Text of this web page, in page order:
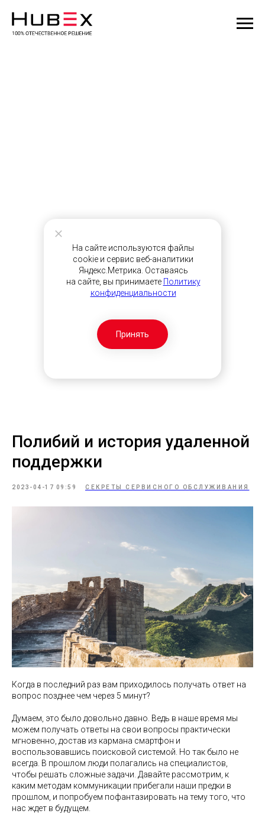
Принять
На сайте используются файлы
cookie и сервис веб-аналитики
Яндекс.Метрика. Оставаясь
на сайте, вы принимаете Политику
конфиденциальности
Полибий и история удаленной
поддержки
2023-04-17 09:59 СЕКРЕТЫ СЕРВИСНОГО ОБСЛУЖИВАНИЯ
Когда в последний раз вам приходилось получать ответ на
вопрос позднее чем через 5 минут?
Думаем, это было довольно давно. Ведь в наше время мы
можем получать ответы на свои вопросы практически
мгновенно, достав из кармана смартфон и
воспользовавшись поисковой системой. Но так было не
всегда. В прошлом люди полагались на специалистов,
чтобы решать сложные задачи. Давайте рассмотрим, к
каким методам коммуникации прибегали наши предки в
прошлом, и попробуем пофантазировать на тему того, что
нас ждет в будущем.